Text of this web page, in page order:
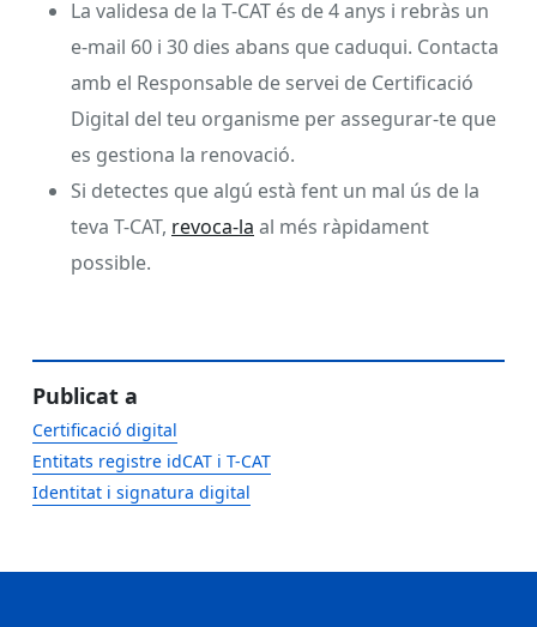
La validesa de la T-CAT és de 4 anys i rebràs un
e-mail 60 i 30 dies abans que caduqui. Contacta
amb el Responsable de servei de Certificació
Digital del teu organisme per assegurar-te que
es gestiona la renovació.
Si detectes que algú està fent un mal ús de la
teva T-CAT, revoca-la al més ràpidament
possible.
Publicat a
Certificació digital
Entitats registre idCAT i T-CAT
Identitat i signatura digital